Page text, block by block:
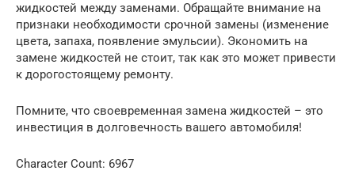
жидкостей между заменами. Обращайте внимание на
признаки необходимости срочной замены (изменение
цвета, запаха, появление эмульсии). Экономить на
замене жидкостей не стоит, так как это может привести
к дорогостоящему ремонту.
Помните, что своевременная замена жидкостей – это
инвестиция в долговечность вашего автомобиля!
Character Count: 6967